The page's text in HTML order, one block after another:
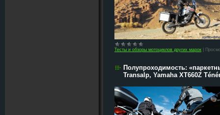
Тесты и обзоры мотоциклов других марок
Полупроходимость:
Transalp, Yamaha XT660Z